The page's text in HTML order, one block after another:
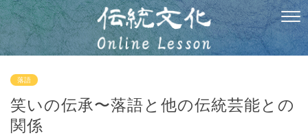
落語
笑いの伝承〜落語と他の伝統芸能との
関係